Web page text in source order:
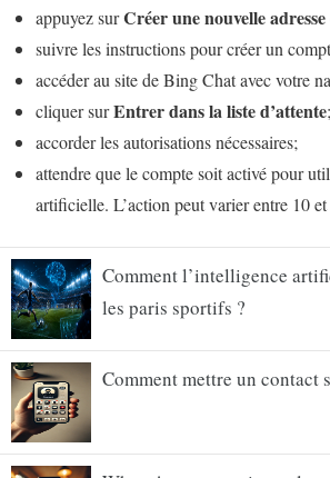
appuyez surCréer une nouvelle
suivre les instructions pour créer un
accéder au site de Bing Chat avec votre
cliquer surEntrer dans la liste d’attente;
accorder les autorisations nécessaires;
attendre que le compte soit activé pour
artificielle. L’action peut varier entre 10
Comment l’intelligence
les paris sportifs ?
Comment mettre un contact